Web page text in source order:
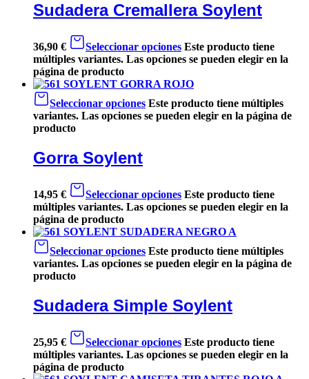
Sudadera Cremallera Soylent
36,90 € Seleccionar opciones Este producto tiene
múltiples variantes. Las opciones se pueden elegir en la
página de producto
Seleccionar opciones Este producto tiene múltiples
variantes. Las opciones se pueden elegir en la página de
producto
Gorra Soylent
14,95 € Seleccionar opciones Este producto tiene
múltiples variantes. Las opciones se pueden elegir en la
página de producto
Seleccionar opciones Este producto tiene múltiples
variantes. Las opciones se pueden elegir en la página de
producto
Sudadera Simple Soylent
25,95 € Seleccionar opciones Este producto tiene
múltiples variantes. Las opciones se pueden elegir en la
página de producto